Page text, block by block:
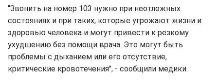
"Звонить на номер 103 нужно при неотложных
состояниях и при таких, которые угрожают жизни и
здоровью человека и могут привести к резкому
ухудшению без помощи врача. Это могут быть
проблемы с дыханием или его отсутствие,
критические кровотечения", - сообщили медики.